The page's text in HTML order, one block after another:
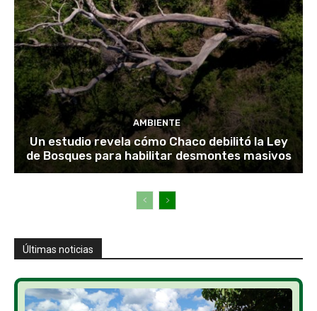
AMBIENTE
Un estudio revela cómo Chaco debilitó la Ley
de Bosques para habilitar desmontes masivos
Últimas noticias